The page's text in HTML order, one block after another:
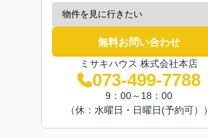
無料お問い合わせ
ミサキハウス 株式会社本店
073-499-7788
9：00～18：00
（休：水曜日・日曜日(予約可））